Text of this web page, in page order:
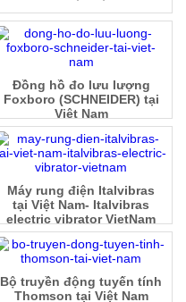
Đồng hồ đo lưu lượng
Foxboro (SCHNEIDER) tại
Việt Nam
Máy rung điện Italvibras
tại Việt Nam- Italvibras
electric vibrator VietNam
Bộ truyền động tuyến tính
Thomson tại Việt Nam